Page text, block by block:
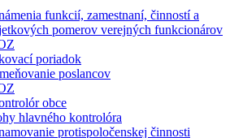
funkcií, zamestnaní, činností a
pomerov verejných funkcionárov
poriadok
poslancov
obce
hlavného kontrolóra
protispoločenskej činnosti